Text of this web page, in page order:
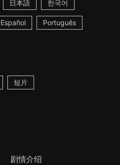
日本語 한국어
Español Português
短片
剧情介绍